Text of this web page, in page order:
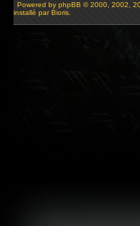
Powered by phpBB © 2000, 2002,
installé par Bioris.